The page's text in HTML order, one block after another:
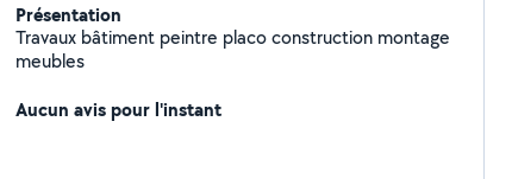
Présentation
Travaux bâtiment peintre placo construction montage
meubles
Aucun avis pour l'instant